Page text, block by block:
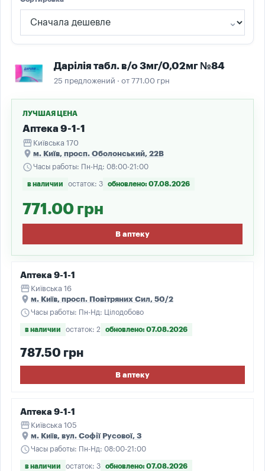
Дарілія табл. в/о 3мг/0,02мг №84
25 предложений · от 771.00 грн
ЛУЧШАЯ ЦЕНА
Аптека 9-1-1
storefront Київська 170
place м. Київ, просп. Оболонський, 22В
scheduleЧасы работы: Пн-Нд: 08:00-21:00
в наличии остаток: 3 обновлено: 07.08.2026
771.00 грн
В аптеку
Аптека 9-1-1
storefront Київська 16
place м. Київ, просп. Повітряних Сил, 50/2
scheduleЧасы работы: Пн-Нд: Цілодобово
в наличии остаток: 2 обновлено: 07.08.2026
787.50 грн
В аптеку
Аптека 9-1-1
storefront Київська 105
place м. Київ, вул. Софії Русової, 3
scheduleЧасы работы: Пн-Нд: 08:00-21:00
в наличии остаток: 3 обновлено: 07.08.2026